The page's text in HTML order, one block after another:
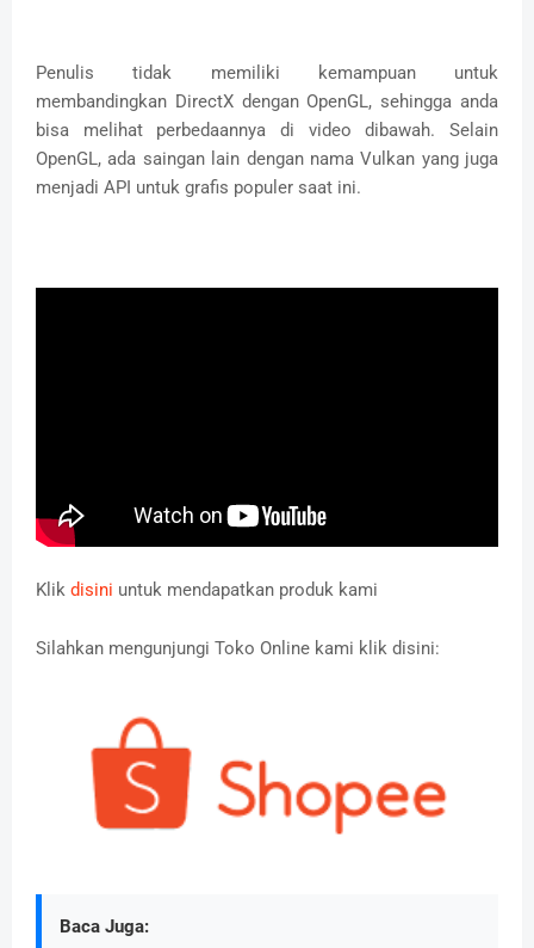
Penulis tidak memiliki kemampuan untuk
membandingkan DirectX dengan OpenGL, sehingga anda
bisa melihat perbedaannya di video dibawah. Selain
OpenGL, ada saingan lain dengan nama Vulkan yang juga
menjadi API untuk grafis populer saat ini.
Klik disini untuk mendapatkan produk kami
Silahkan mengunjungi Toko Online kami klik disini:
Baca Juga: